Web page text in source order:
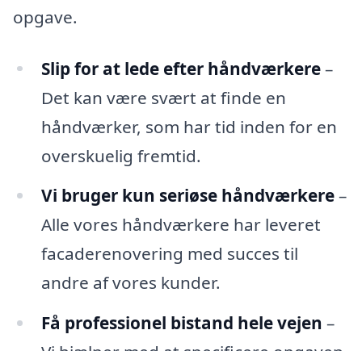
opgave.
Slip for at lede efter håndværkere–
Det kan være svært at finde en
håndværker, som har tid inden for en
overskuelig fremtid.
Vi bruger kun seriøse håndværkere–
Alle vores håndværkere har leveret
facaderenovering med succes til
andre af vores kunder.
Få professionel bistand hele vejen –